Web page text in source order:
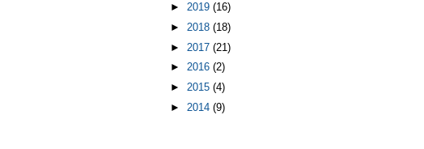
► 2019 (16)
► 2018 (18)
► 2017 (21)
► 2016 (2)
► 2015 (4)
► 2014 (9)